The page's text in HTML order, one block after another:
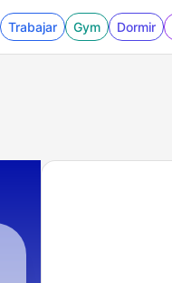
Trabajar Gym Dormir